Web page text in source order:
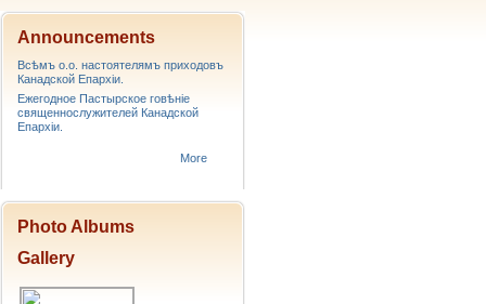
Announcements
Всѣмъ о.о. настоятелямъ приходовъ
Канадской Епархiи.
Ежегодное Пастырское говѣніе
священнослужителей Канадской
Епархіи.
More
Photo Albums
Gallery